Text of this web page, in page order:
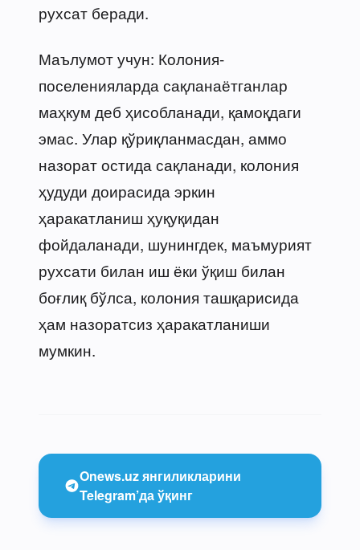
рухсат беради.
Маълумот учун: Колония-
поселенияларда сақланаётганлар
маҳкум деб ҳисобланади, қамоқдаги
эмас. Улар қўриқланмасдан, аммо
назорат остида сақланади, колония
ҳудуди доирасида эркин
ҳаракатланиш ҳуқуқидан
фойдаланади, шунингдек, маъмурият
рухсати билан иш ёки ўқиш билан
боғлиқ бўлса, колония ташқарисида
ҳам назоратсиз ҳаракатланиши
мумкин.
Onews.uz янгиликларини
Telegram’да ўқинг